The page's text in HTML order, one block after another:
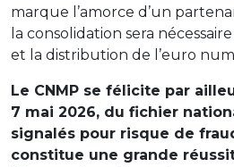
marque l’amorce d’un
la consolidation sera
et la distribution de l’euro
Le CNMP se félicite par
7 mai 2026, du fichier
signalés pour risque de
constitue une grande